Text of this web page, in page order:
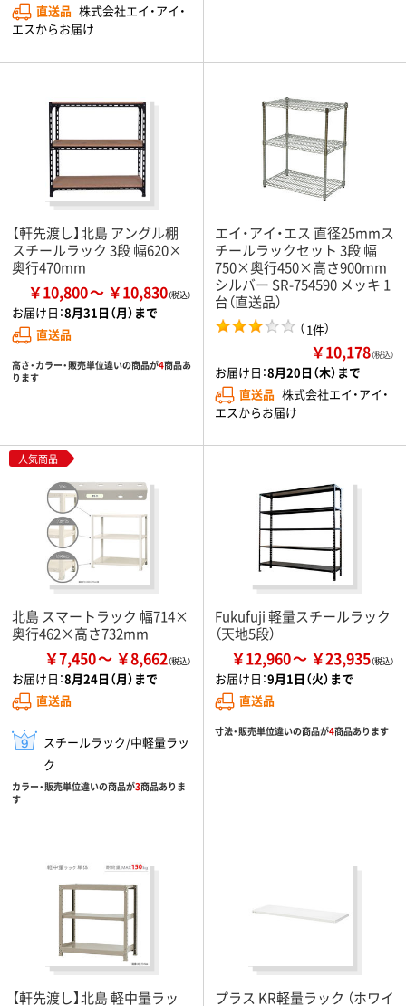
直送品 株式会社エイ・アイ・
エスからお届け
【軒先渡し】北島 アングル棚
スチールラック 3段 幅620×
奥行470mm
￥10,800 ￥10,830
お届け日：8月31日（月）まで
直送品
高さ・カラー・販売単位違いの商品が4商品あ
ります
エイ・アイ・エス 直径25mmス
チールラックセット 3段 幅
750×奥行450×高さ900mm
シルバー SR-754590 メッキ 1
台（直送品）
（1件）
￥10,178（税込）
お届け日：8月20日（木）まで
直送品 株式会社エイ・アイ・
エスからお届け
人気商品
北島 スマートラック 幅714×
奥行462×高さ732mm
￥7,450 ￥8,662
お届け日：8月24日（月）まで
直送品
スチールラック/中軽量ラッ
ク
カラー・販売単位違いの商品が3商品ありま
す
Fukufuji 軽量スチールラック
（天地5段）
￥12,960 ￥23,935
お届け日：9月1日（火）まで
直送品
寸法・販売単位違いの商品が4商品あります
【軒先渡し】北島 軽中量ラッ
プラス KR軽量ラック （ホワイ